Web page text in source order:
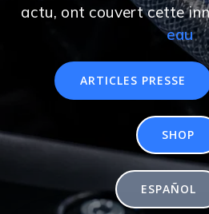
actu, ont couvert cette
eau
ARTICLES PRESSE
SHOP
ESPAÑOL